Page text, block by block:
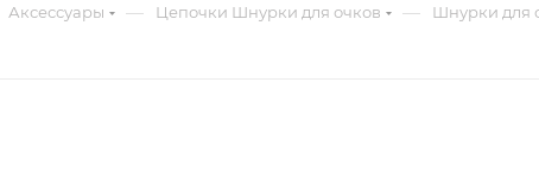
Аксессуары — Цепочки Шнурки для очков — Шнурки для